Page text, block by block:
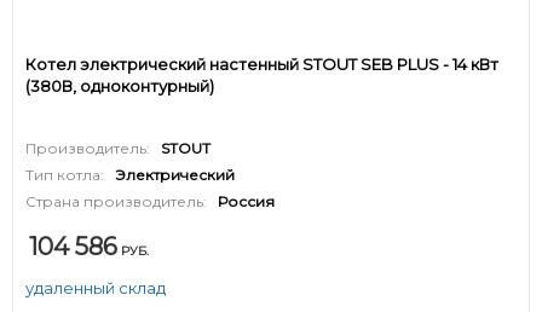
Котел электрический настенный STOUT SEB PLUS - 14 кВт
(380В, одноконтурный)
Производитель:
STOUT
Тип котла:
Электрический
Страна производитель:
Россия
104 586 РУБ.
удаленный склад